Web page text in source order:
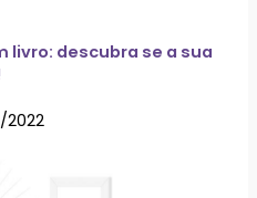
livro: descubra se a sua